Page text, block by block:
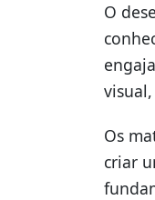
O
Os
criar